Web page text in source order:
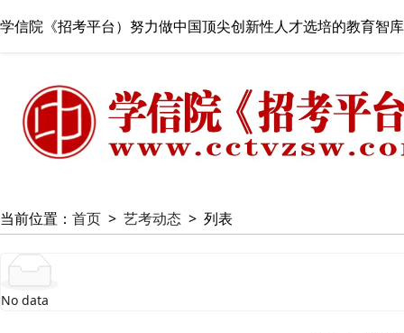
学信院《招考平台）努力做中国顶尖创新性人才选培的教育智库
当前位置： 首页 > 艺考动态 > 列表
No data